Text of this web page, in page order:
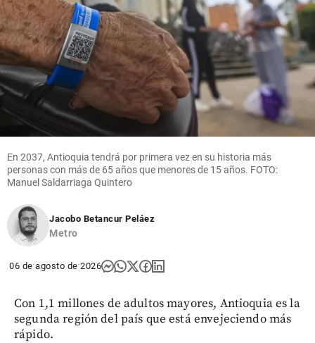
En 2037, Antioquia tendrá por primera vez en su historia más
personas con más de 65 años que menores de 15 años. FOTO:
Manuel Saldarriaga Quintero
Jacobo Betancur Peláez
Metro
06 de agosto de 2026
Con 1,1 millones de adultos mayores, Antioquia es la
segunda región del país que está envejeciendo más
rápido.